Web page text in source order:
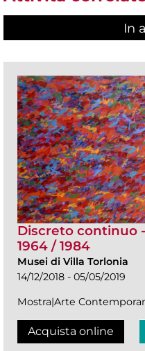
In
Discreto continuo
1964 / 1984
Musei di Villa Torlonia
14/12/2018 - 05/05/2019
Mostra|Arte
Acquista online